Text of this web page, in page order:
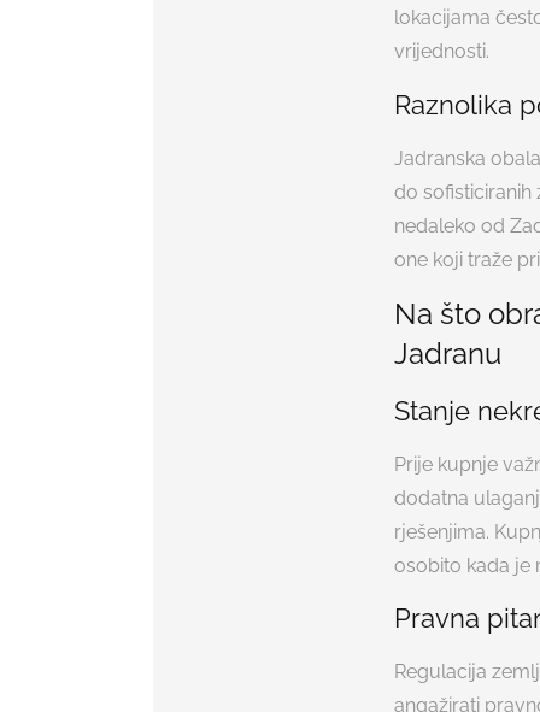
lokacijama
vrijednosti.
Raznolika
Jadranska
do sofisticiranih
nedaleko od
one koji traže
Na što
Jadranu
Stanje
Prije kupnje
dodatna
rješenjima.
osobito kada je
Pravna
Regulacija
angažirati